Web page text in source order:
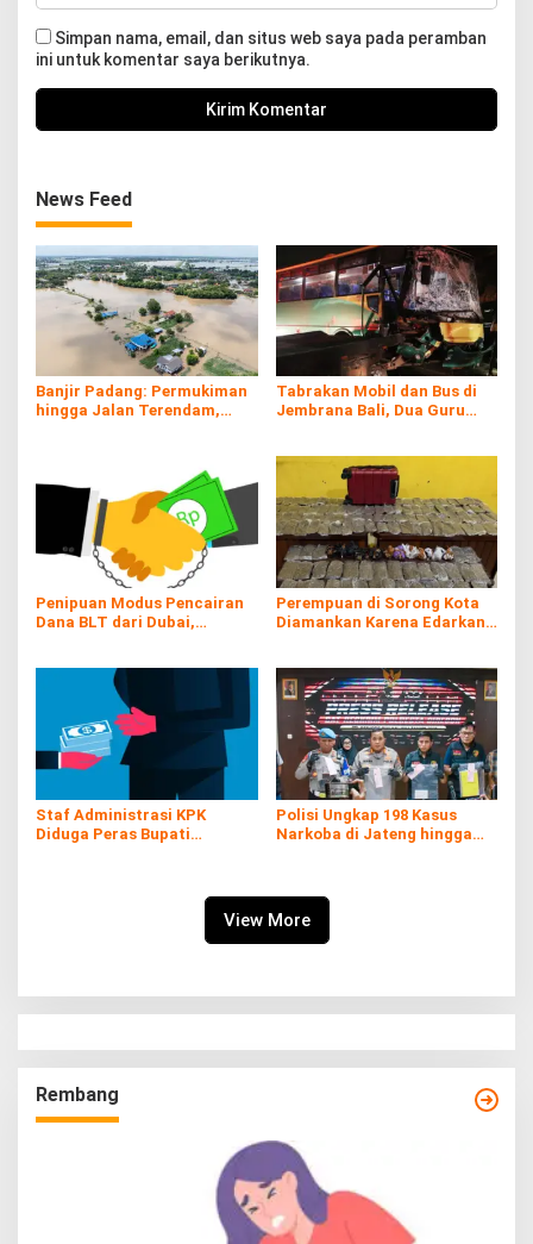
Simpan nama, email, dan situs web saya pada peramban
ini untuk komentar saya berikutnya.
News Feed
Banjir Padang: Permukiman
hingga Jalan Terendam,
Tabrakan Mobil dan Bus di
Jembrana Bali, Dua Guru
Penipuan Modus Pencairan
Dana BLT dari Dubai,
Perempuan di Sorong Kota
Diamankan Karena Edarkan
Staf Administrasi KPK
Diduga Peras Bupati
Polisi Ungkap 198 Kasus
Narkoba di Jateng hingga
View More
Rembang